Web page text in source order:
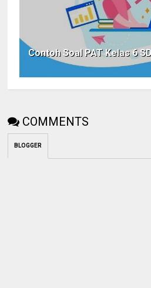
Contoh Soal PAT Kelas 6
COMMENTS
BLOGGER